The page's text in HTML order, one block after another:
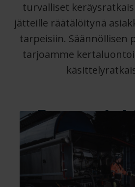
turvalliset
jätteille räätälöitynä
tarpeisiin. Säännöllisen
tarjoamme
Tutustu